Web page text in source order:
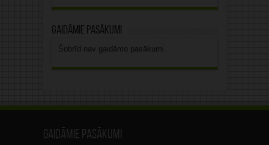
Gaidāmie pasākumi
Šobrīd nav gaidāmo pasākumi.
Gaidāmie pasākumi